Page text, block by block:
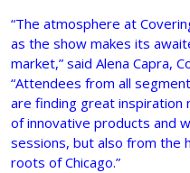
“The atmosphere at
as the show makes its
market,” said Alena Capra,
“Attendees from all
are finding great inspiration
of innovative products and
sessions, but also from the
roots of Chicago.”